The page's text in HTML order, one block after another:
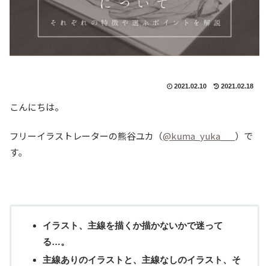
2021.02.10 2021.02.18
こんにちは。
フリーイラストレーターの熊谷ユカ（@kuma_yuka___ ）で
す。
イラスト、主線を描くか描かないかで迷って
る…。
主線ありのイラストと、主線なしのイラスト、そ